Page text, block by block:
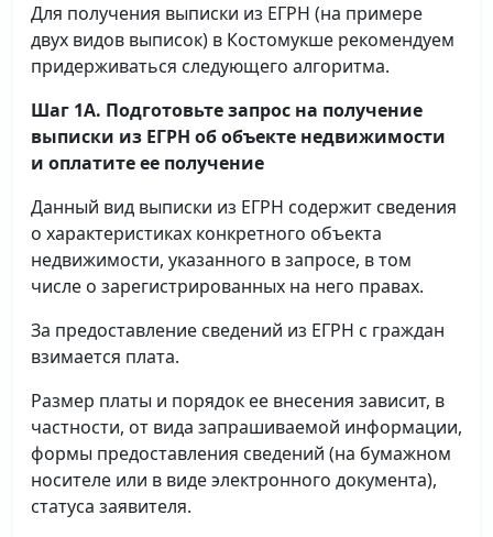
Для получения выписки из ЕГРН (на примере
двух видов выписок) в Костомукше рекомендуем
придерживаться следующего алгоритма.
Шаг 1А. Подготовьте запрос на получение
выписки из ЕГРН об объекте недвижимости
и оплатите ее получение
Данный вид выписки из ЕГРН содержит сведения
о характеристиках конкретного объекта
недвижимости, указанного в запросе, в том
числе о зарегистрированных на него правах.
За предоставление сведений из ЕГРН с граждан
взимается плата.
Размер платы и порядок ее внесения зависит, в
частности, от вида запрашиваемой информации,
формы предоставления сведений (на бумажном
носителе или в виде электронного документа),
статуса заявителя.